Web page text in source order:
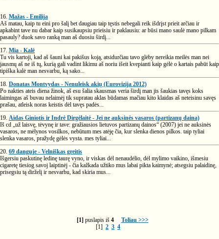
16. Mažas - Emilija
Aš matau, kaip tu eini pro šalį bet daugiau taip tęstis nebegali reik išdrįst prieit arčiau ir
apkabint tave nu dabar kaip susikaupsiu prieisiu ir paklausiu: ar būsi mano saulė mano pilkam
pasauly? duok savo ranką man aš duosiu širdį...
17. Mia - Kalė
Tu vis kartoji, kad aš šauni kai pakišus koją, atsidurčiau tavo glėby nereikia meilės man nei
jausmų aš ne iš tų, kurią gali vadint likimu aš noriu išeit kvepianti kaip gėlė o kartais pabūt kaip
tipiška kalė man nesvarbu, ką sako...
18. Donatas Montvydas - Nenuleisk akių (Eurovizija 2012)
Po nakties ateis diena žinok, aš esu šalia skausmas veria širdį man jis šaukias tavęs koks
laimingas aš buvau nelaimėj tik supratau aklas būdamas mačiau kito klaidas aš neteisinu savęs
prašau, atleisk noras keistis dėl tavęs padės...
19. Aidas Giniotis ir Indrė Dirgėlaitė - Jei ne auksinės vasaros (partizanų daina)
Iš cd „už laisvę, tėvynę ir tave: gražiausios lietuvos partizanų dainos“ (2007) jei ne auksinės
vasaros, ne mėlynos vosilkos, nebūtum mes atėję čia, kur slenka dienos pilkos. taip tyliai
slenka vasaros, pražydę gėlės vysta. mes tyliai...
20. 69 danguje - Velniškas greitis
Išgersiu paskutinę ledinę taurę vyno, ir viskas dėl nenaudėlio, dėl mylimo vaikino, išmesiu
cigaretę tiesiog savoj laiptinėj - čia kažkada užtiko mus labai pikta kaimynė; atsegsiu palaidinę,
prisegsiu tą dirželį ir nesvarbu, kad skiria mus...
[1] puslapis iš 4
Toliau >>>
[1] 2 3 4